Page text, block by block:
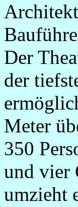
Der
der
Meter
350
und vier
umzieht